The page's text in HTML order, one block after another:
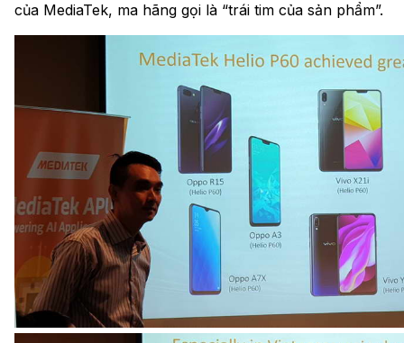
của MediaTek, ma hãng gọi là “trái tim của sản phẩm”.